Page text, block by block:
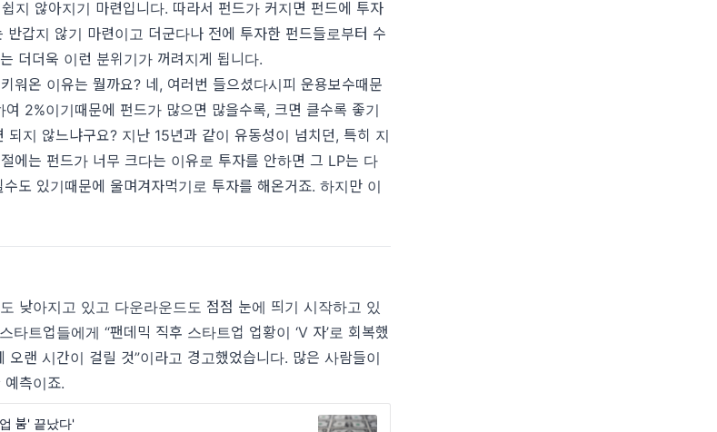
지 않아지기 마련입니다. 따라서 펀드가 커지면 펀드에 투자
반갑지 않기 마련이고 더군다나 전에 투자한 펀드들로부터 수
더더욱 이런 분위기가 꺼려지게 됩니다.
워온 이유는 뭘까요? 네, 여러번 들으셨다시피 운용보수때문
2%이기때문에 펀드가 많으면 많을수록, 크면 클수록 좋기
되지 않느냐구요? 지난 15년과 같이 유동성이 넘치던, 특히 지
에는 펀드가 너무 크다는 이유로 투자를 안하면 그 LP는 다
도 있기때문에 울며겨자먹기로 투자를 해온거죠. 하지만 이
낮아지고 있고 다운라운드도 점점 눈에 띄기 시작하고 있
타트업들에게 “팬데믹 직후 스타트업 업황이 ‘V 자’로 회복했
오랜 시간이 걸릴 것”이라고 경고했었습니다. 많은 사람들이
측이죠.
붐' 끝났다'